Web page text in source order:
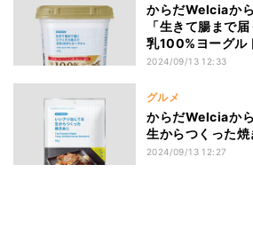
からだWelciaか
「生きて腸まで
乳100%ヨーグル
2024/09/13 12:33
グルメ
からだWelciaか
生からつくった
2024/09/13 12:27